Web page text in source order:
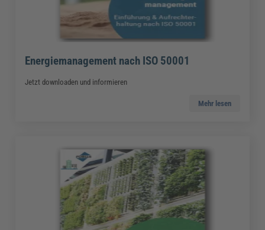
Energiemanagement nach ISO 50001
Jetzt downloaden und informieren
Mehr lesen